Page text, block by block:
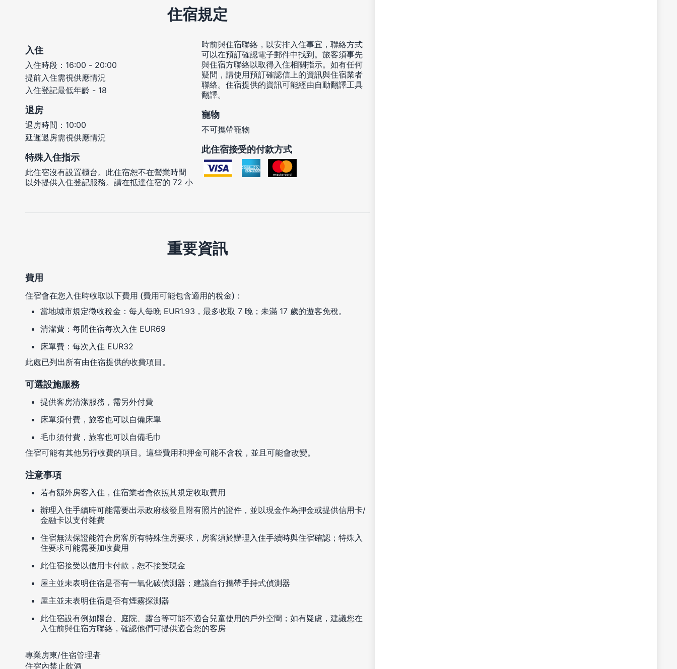
住宿規定
入住
入住時段：16:00 - 20:00
提前入住需視供應情況
入住登記最低年齡 - 18
退房
退房時間：10:00
延遲退房需視供應情況
特殊入住指示
此住宿沒有設置櫃台。此住宿恕不在營業時間
以外提供入住登記服務。請在抵達住宿的 72 小
時前與住宿聯絡，以安排入住事宜，聯絡方式
可以在預訂確認電子郵件中找到。旅客須事先
與住宿方聯絡以取得入住相關指示。如有任何
疑問，請使用預訂確認信上的資訊與住宿業者
聯絡。住宿提供的資訊可能經由自動翻譯工具
翻譯。
寵物
不可攜帶寵物
此住宿接受的付款方式
重要資訊
費用
住宿會在您入住時收取以下費用 (費用可能包含適用的稅金)：
當地城市規定徵收稅金：每人每晚 EUR1.93，最多收取 7 晚；未滿 17 歲的遊客免稅。
清潔費：每間住宿每次入住 EUR69
床單費：每次入住 EUR32
此處已列出所有由住宿提供的收費項目。
可選設施服務
提供客房清潔服務，需另外付費
床單須付費，旅客也可以自備床單
毛巾須付費，旅客也可以自備毛巾
住宿可能有其他另行收費的項目。這些費用和押金可能不含稅，並且可能會改變。
注意事項
若有額外房客入住，住宿業者會依照其規定收取費用
辦理入住手續時可能需要出示政府核發且附有照片的證件，並以現金作為押金或提供信用卡/
金融卡以支付雜費
住宿無法保證能符合房客所有特殊住房要求，房客須於辦理入住手續時與住宿確認；特殊入
住要求可能需要加收費用
此住宿接受以信用卡付款，恕不接受現金
屋主並未表明住宿是否有一氧化碳偵測器；建議自行攜帶手持式偵測器
屋主並未表明住宿是否有煙霧探測器
此住宿設有例如陽台、庭院、露台等可能不適合兒童使用的戶外空間；如有疑慮，建議您在
入住前與住宿方聯絡，確認他們可提供適合您的客房
專業房東/住宿管理者
住宿內禁止飲酒